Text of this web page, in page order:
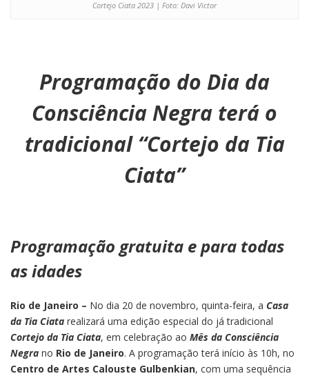
Cortejo Ciata 2023 | Foto: Davi Victor
Programação do Dia da
Consciência Negra terá o
tradicional “Cortejo da Tia
Ciata”
Programação gratuita e para todas
as idades
Rio de Janeiro – No dia 20 de novembro, quinta-feira, a Casa
da Tia Ciata realizará uma edição especial do já tradicional
Cortejo da Tia Ciata, em celebração ao Mês da Consciência
Negra no Rio de Janeiro. A programação terá início às 10h, no
Centro de Artes Calouste Gulbenkian, com uma sequência